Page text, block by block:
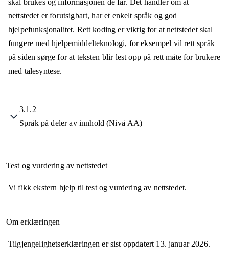
skal brukes og informasjonen de får. Det handler om at
nettstedet er forutsigbart, har et enkelt språk og god
hjelpefunksjonalitet. Rett koding er viktig for at nettstedet skal
fungere med hjelpemiddelteknologi, for eksempel vil rett språk
på siden sørge for at teksten blir lest opp på rett måte for brukere
med talesyntese.
3.1.2
Språk på deler av innhold (Nivå AA)
Test og vurdering av nettstedet
Vi fikk ekstern hjelp til test og vurdering av nettstedet.
Om erklæringen
Tilgjengelighetserklæringen er sist oppdatert 13. januar 2026.